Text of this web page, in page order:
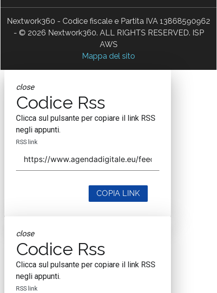
Nextwork360 - Codice fiscale e Partita IVA 13868590962
- © 2026 Nextwork360. ALL RIGHTS RESERVED. ISP
AWS
Mappa del sito
close
Codice Rss
Clicca sul pulsante per copiare il link RSS
negli appunti.
RSS link
COPIA LINK
close
Codice Rss
Clicca sul pulsante per copiare il link RSS
negli appunti.
RSS link